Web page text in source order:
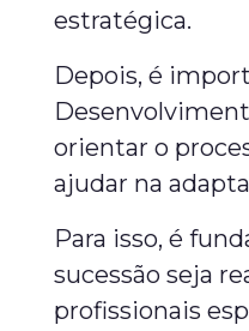
estratégica.
Depois, é
orientar o
ajudar na
Para isso, é
sucessão seja
profissionais